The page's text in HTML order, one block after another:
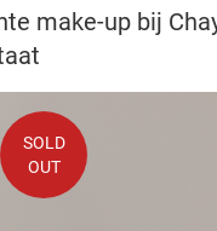
make-up bij
SOLD
OUT